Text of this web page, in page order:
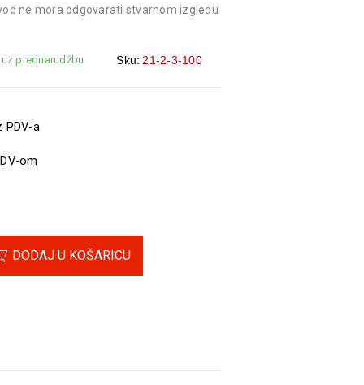
ne mora odgovarati stvarnom izgledu
prednarudžbu Sku: 21-2-3-100
PDV-a
om
DODAJ U KOŠARICU